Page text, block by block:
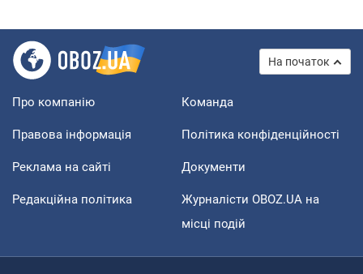
На початок
Про компанію Команда
Правова інформація Політика конфіденційності
Реклама на сайті Документи
Редакційна політика
Журналісти OBOZ.UA на
місці подій